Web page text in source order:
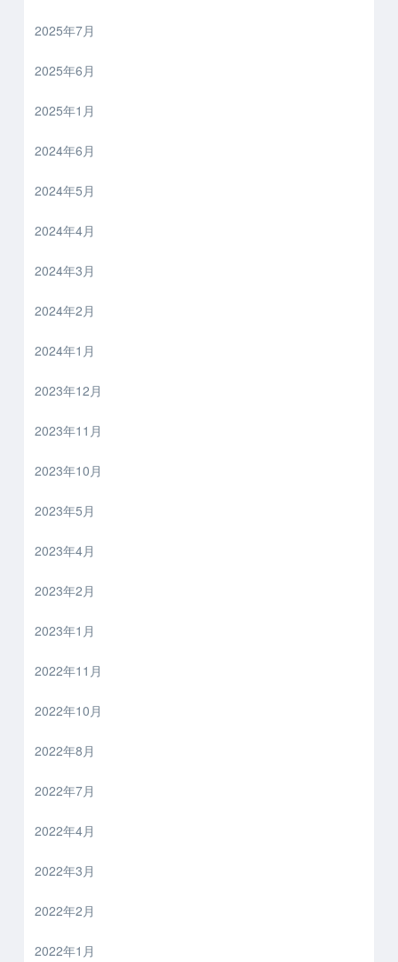
2025年7月
2025年6月
2025年1月
2024年6月
2024年5月
2024年4月
2024年3月
2024年2月
2024年1月
2023年12月
2023年11月
2023年10月
2023年5月
2023年4月
2023年2月
2023年1月
2022年11月
2022年10月
2022年8月
2022年7月
2022年4月
2022年3月
2022年2月
2022年1月